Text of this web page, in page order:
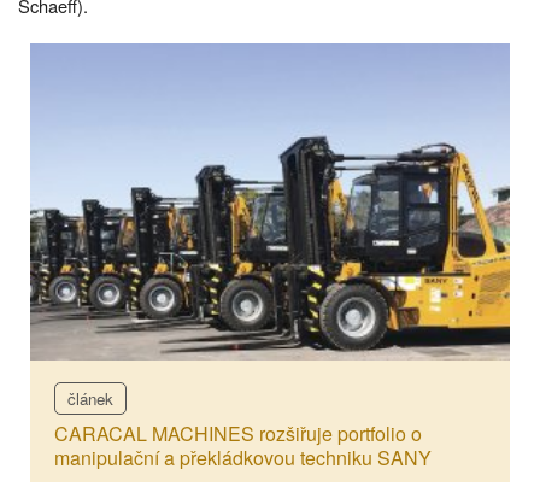
článek
CARACAL MACHINES rozšiřuje portfolio o
manipulační a překládkovou techniku SANY